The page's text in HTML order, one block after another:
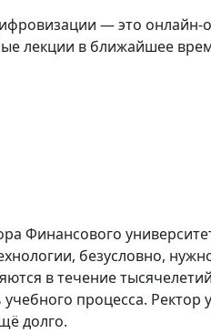
— это
лекции в ближайшее
Финансового
безусловно,
в течение
учебного процесса.
долго.